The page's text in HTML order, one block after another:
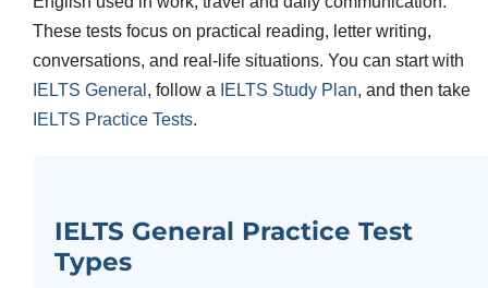
These tests focus on practical reading, letter writing,
conversations, and real-life situations. You can start with
IELTS General , follow a IELTS Study Plan, and then take
IELTS Practice Tests.
IELTS General Practice Test
Types